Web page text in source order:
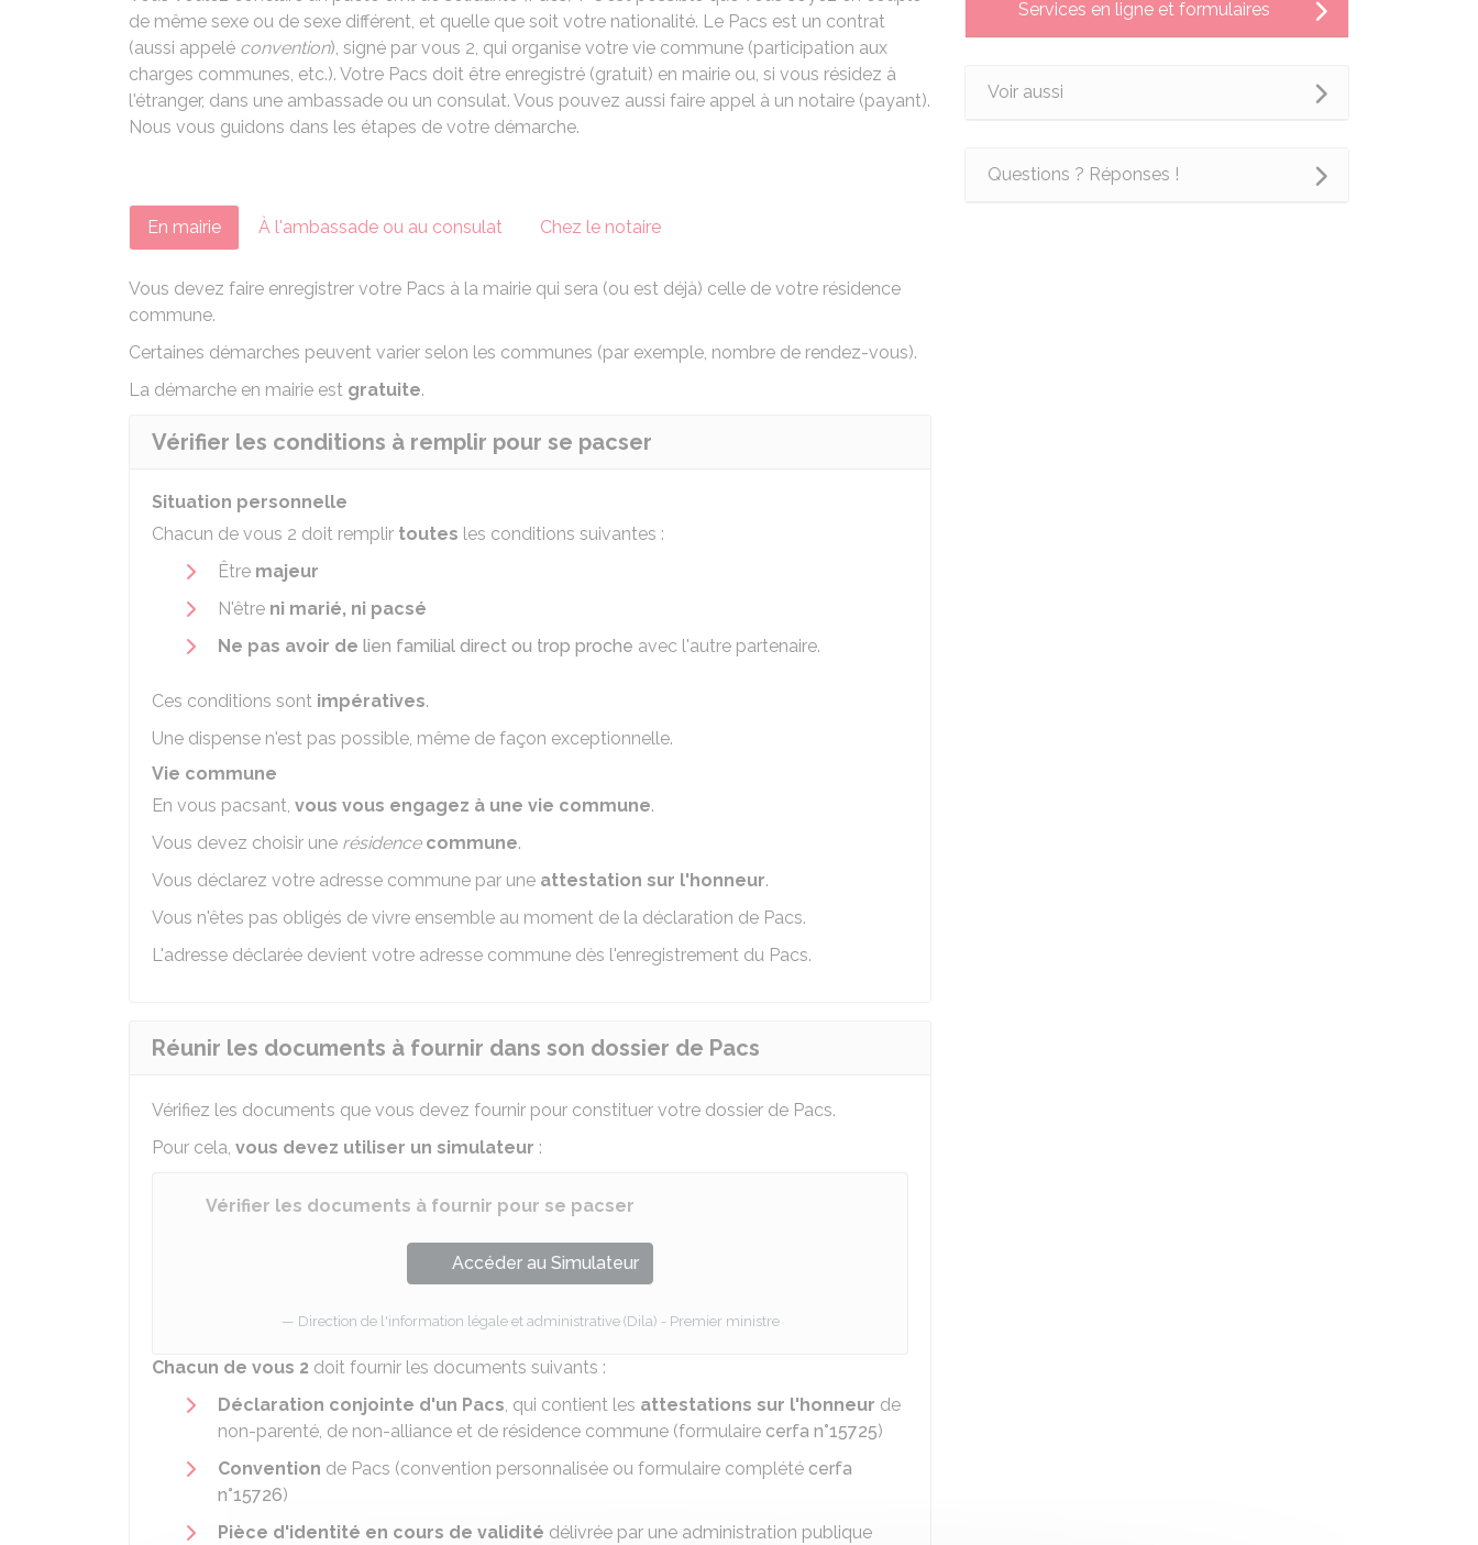
de même sexe ou de sexe différent, et quelle que soit votre nationalité. Le Pacs est un contrat
(aussi appelé convention), signé par vous 2, qui organise votre vie commune (participation aux
charges communes, etc.). Votre Pacs doit être enregistré (gratuit) en mairie ou, si vous résidez à
l'étranger, dans une ambassade ou un consulat. Vous pouvez aussi faire appel à un notaire (payant).
Nous vous guidons dans les étapes de votre démarche.
En mairie À l'ambassade ou au consulat Chez le notaire
Vous devez faire enregistrer votre Pacs à la mairie qui sera (ou est déjà) celle de votre résidence
commune.
Certaines démarches peuvent varier selon les communes (par exemple, nombre de rendez-vous).
La démarche en mairie est gratuite.
Vérifier les conditions à remplir pour se pacser
Situation personnelle
Chacun de vous 2 doit remplir toutes les conditions suivantes :
Être majeur
N'être ni marié, ni pacsé
Ne pas avoir de lien familial direct ou trop proche avec l'autre partenaire.
Ces conditions sont impératives.
Une dispense n'est pas possible, même de façon exceptionnelle.
Vie commune
En vous pacsant, vous vous engagez à une vie commune.
Vous devez choisir une résidencecommune.
Vous déclarez votre adresse commune par une attestation sur l'honneur.
Vous n'êtes pas obligés de vivre ensemble au moment de la déclaration de Pacs.
L'adresse déclarée devient votre adresse commune dès l'enregistrement du Pacs.
Réunir les documents à fournir dans son dossier de Pacs
Vérifiez les documents que vous devez fournir pour constituer votre dossier de Pacs.
Pour cela, vous devez utiliser un simulateur :
Vérifier les documents à fournir pour se pacser
Accéder au Simulateur
Direction de l'information légale et administrative (Dila) - Premier ministre
Chacun de vous 2 doit fournir les documents suivants :
Déclaration conjointe d'un Pacs, qui contient les attestations sur l'honneur de
non-parenté, de non-alliance et de résidence commune (formulaire cerfa n°15725)
Convention de Pacs (convention personnalisée ou formulaire complété cerfa
n°15726)
Pièce d'identité en cours de validité délivrée par une administration publique
Services en ligne et formulaires
Voir aussi
Questions ? Réponses !